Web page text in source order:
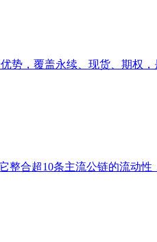
势，覆盖永续、现货、期权，
合超10条主流公链的流动